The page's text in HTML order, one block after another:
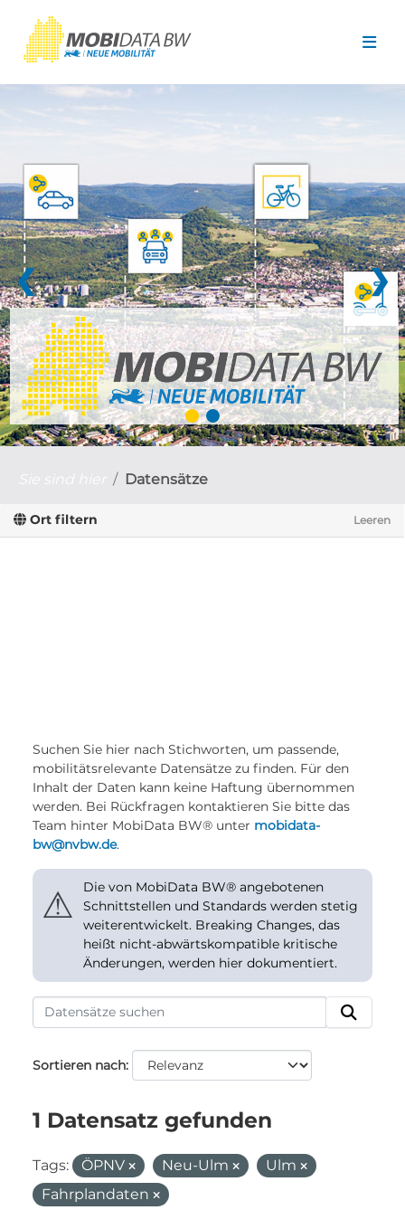
❮ ❯
Datensätze
Ort filtern Leeren
Suchen Sie hier nach Stichworten, um passende,
mobilitätsrelevante Datensätze zu finden. Für den
Inhalt der Daten kann keine Haftung übernommen
werden. Bei Rückfragen kontaktieren Sie bitte das
Team hinter MobiData BW® unter mobidata-
bw@nvbw.de.
⚠
Die von MobiData BW® angebotenen
Schnittstellen und Standards werden stetig
weiterentwickelt. Breaking Changes, das
heißt nicht-abwärtskompatible kritische
Änderungen, werden hier dokumentiert.
Sortieren nach
1 Datensatz gefunden
Tags: ÖPNV Neu-Ulm
Ulm
Fahrplandaten